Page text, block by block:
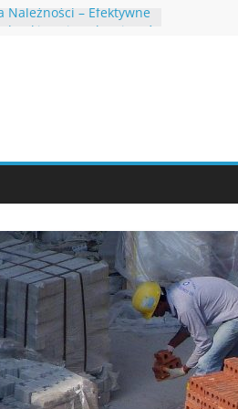
Należności – Efektywne
– Naturalne
– Elegancja i
Pokolenia
– Nowoczesne